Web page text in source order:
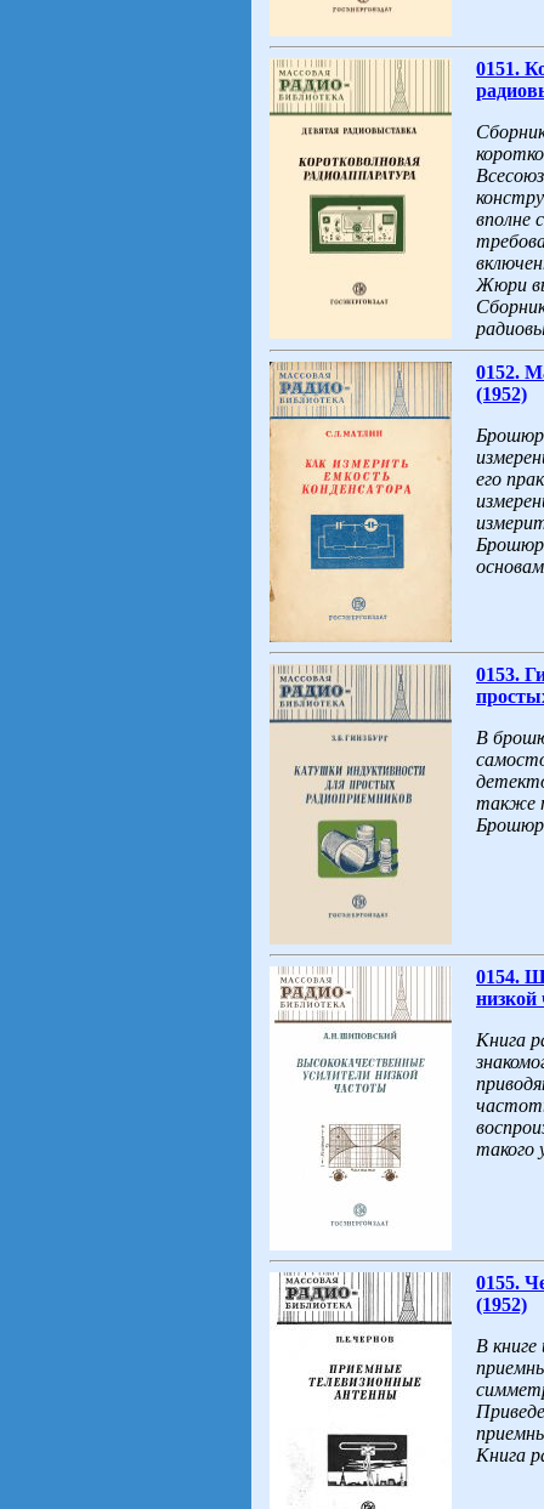
0151.
вполне
Жюри
0152.
(1952)
его
0153.
В
также
0154.
низкой
Книга
такого
0155.
(1952)
В
Книга